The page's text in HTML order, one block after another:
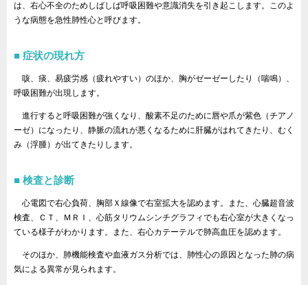
は、右心不全のためしばしば呼吸困難や意識消失を引き起こします。このよ
うな病態を急性肺性心と呼びます。
症状の現れ方
咳、痰、易疲労感（疲れやすい）のほか、胸がゼーゼーしたり（喘鳴）、
呼吸困難が出現します。
進行すると呼吸困難が強くなり、酸素不足のために唇や爪が紫色（チアノ
ーゼ）になったり、静脈の流れが悪くなるために肝臓がはれてきたり、むく
み（浮腫）が出てきたりします。
検査と診断
心電図で右心負荷、胸部Ｘ線像で右室拡大を認めます。また、心臓超音波
検査、ＣＴ、ＭＲＩ、心筋タリウムシンチグラフィでも右心室が大きくなっ
ている様子がわかります。また、右心カテーテルで肺高血圧を認めます。
そのほか、肺機能検査や血液ガス分析では、肺性心の原因となった肺の病
気による異常が見られます。